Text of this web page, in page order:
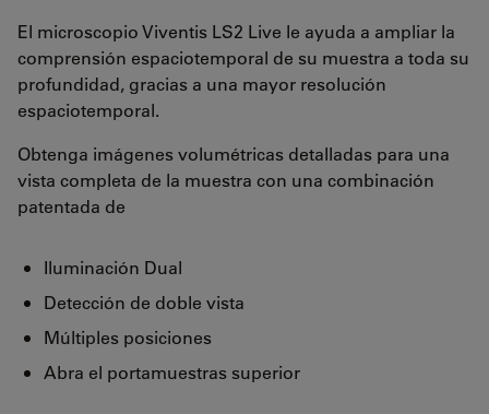
El microscopio Viventis LS2 Live le ayuda a ampliar la
comprensión espaciotemporal de su muestra a toda su
profundidad, gracias a una mayor resolución
espaciotemporal.
Obtenga imágenes volumétricas detalladas para una
vista completa de la muestra con una combinación
patentada de
Iluminación Dual
Detección de doble vista
Múltiples posiciones
Abra el portamuestras superior